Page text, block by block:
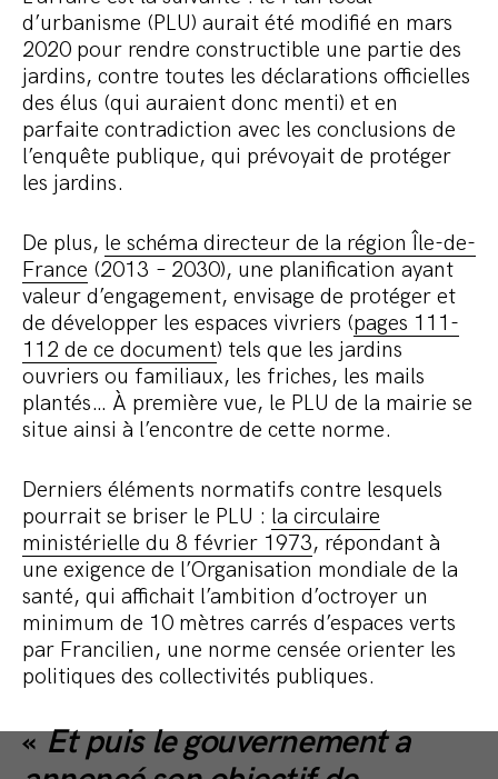
d’urbanisme (PLU) aurait été modifié en mars
2020 pour rendre constructible une partie des
jardins, contre toutes les déclarations officielles
des élus (qui auraient donc menti) et en
parfaite contradiction avec les conclusions de
l’enquête publique, qui prévoyait de protéger
les jardins.
De plus, le schéma directeur de la région Île-de-
France (2013 – 2030), une planification ayant
valeur d’engagement, envisage de protéger et
de développer les espaces vivriers (pages 111-
112 de ce document) tels que les jardins
ouvriers ou familiaux, les friches, les mails
plantés… À première vue, le PLU de la mairie se
situe ainsi à l’encontre de cette norme.
Derniers éléments normatifs contre lesquels
pourrait se briser le PLU : la circulaire
ministérielle du 8 février 1973, répondant à
une exigence de l’Organisation mondiale de la
santé, qui affichait l’ambition d’octroyer un
minimum de 10 mètres carrés d’espaces verts
par Francilien, une norme censée orienter les
politiques des collectivités publiques.
«Et puis le gouvernement a